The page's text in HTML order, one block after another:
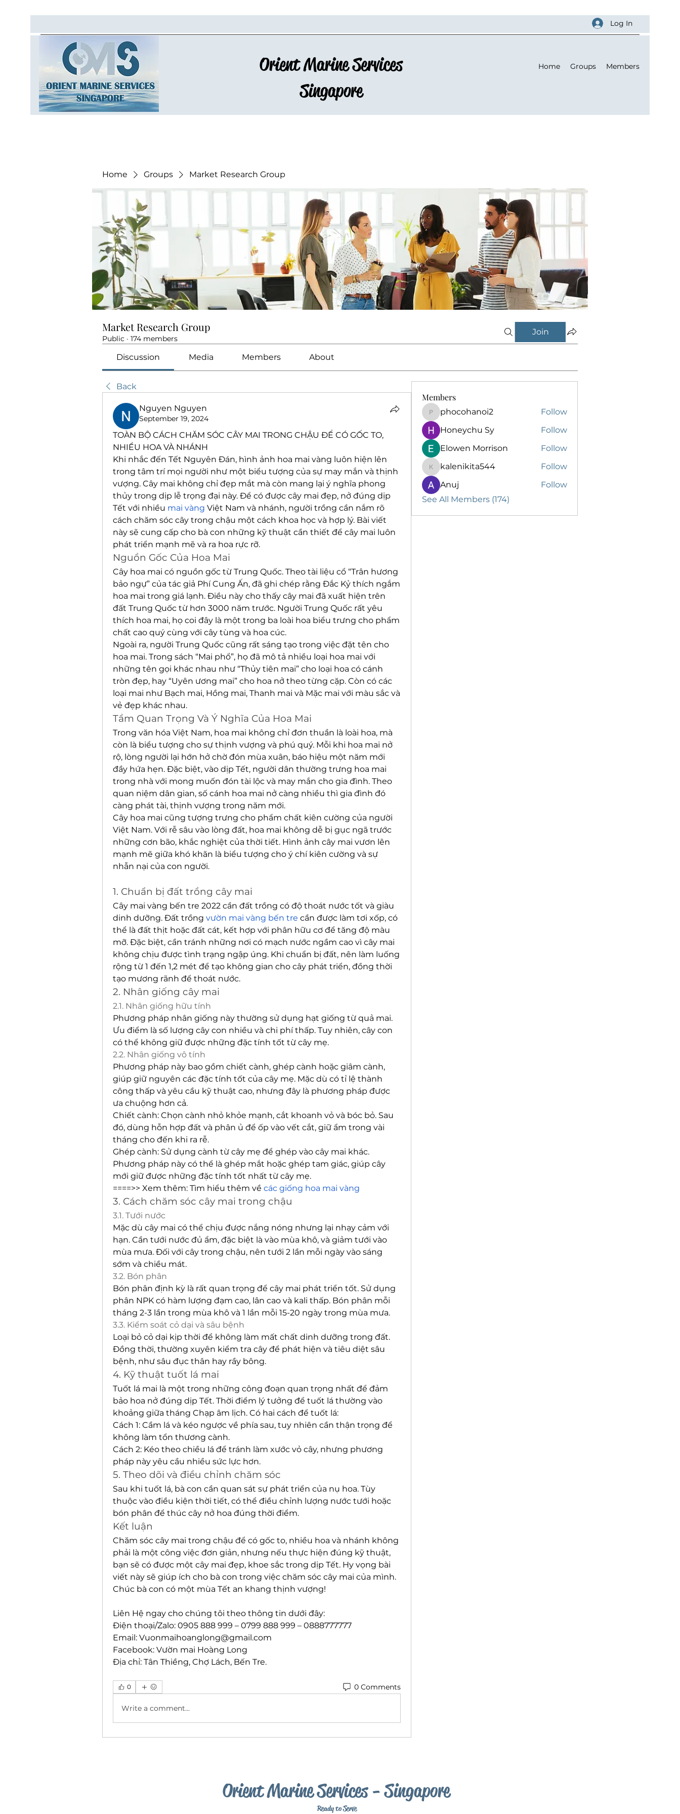
Log In
Orient Marine Services
Singapore
Home Groups Members
Home Groups Market Research Group
Market Research Group
Public · 174 members
Join
Discussion Media Members About
Back
Nguyen Nguyen
September 19, 2024
TOÀN BỘ CÁCH CHĂM SÓC CÂY MAI TRONG CHẬU ĐỂ CÓ GỐC TO,
NHIỀU HOA VÀ NHÁNH
Khi nhắc đến Tết Nguyên Đán, hình ảnh hoa mai vàng luôn hiện lên
trong tâm trí mọi người như một biểu tượng của sự may mắn và thịnh
vượng. Cây mai không chỉ đẹp mắt mà còn mang lại ý nghĩa phong
thủy trong dịp lễ trọng đại này. Để có được cây mai đẹp, nở đúng dịp
Tết với nhiều mai vàng Việt Nam và nhánh, người trồng cần nắm rõ
cách chăm sóc cây trong chậu một cách khoa học và hợp lý. Bài viết
này sẽ cung cấp cho bà con những kỹ thuật cần thiết để cây mai luôn
phát triển mạnh mẽ và ra hoa rực rỡ.
Nguồn Gốc Của Hoa Mai
Cây hoa mai có nguồn gốc từ Trung Quốc. Theo tài liệu cổ “Trân hương
bảo ngự” của tác giả Phí Cung Ấn, đã ghi chép rằng Đắc Kỷ thích ngắm
hoa mai trong giá lạnh. Điều này cho thấy cây mai đã xuất hiện trên
đất Trung Quốc từ hơn 3000 năm trước. Người Trung Quốc rất yêu
thích hoa mai, họ coi đây là một trong ba loài hoa biểu trưng cho phẩm
chất cao quý cùng với cây tùng và hoa cúc.
Ngoài ra, người Trung Quốc cũng rất sáng tạo trong việc đặt tên cho
hoa mai. Trong sách “Mai phổ”, họ đã mô tả nhiều loại hoa mai với
những tên gọi khác nhau như “Thủy tiên mai” cho loại hoa có cánh
tròn đẹp, hay “Uyên ương mai” cho hoa nở theo từng cặp. Còn có các
loại mai như Bạch mai, Hồng mai, Thanh mai và Mặc mai với màu sắc và
vẻ đẹp khác nhau.
Tầm Quan Trọng Và Ý Nghĩa Của Hoa Mai
Trong văn hóa Việt Nam, hoa mai không chỉ đơn thuần là loài hoa, mà
còn là biểu tượng cho sự thịnh vượng và phú quý. Mỗi khi hoa mai nở
rộ, lòng người lại hớn hở chờ đón mùa xuân, báo hiệu một năm mới
đầy hứa hẹn. Đặc biệt, vào dịp Tết, người dân thường trưng hoa mai
trong nhà với mong muốn đón tài lộc và may mắn cho gia đình. Theo
quan niệm dân gian, số cánh hoa mai nở càng nhiều thì gia đình đó
càng phát tài, thịnh vượng trong năm mới.
Cây hoa mai cũng tượng trưng cho phẩm chất kiên cường của người
Việt Nam. Với rễ sâu vào lòng đất, hoa mai không dễ bị gục ngã trước
những cơn bão, khắc nghiệt của thời tiết. Hình ảnh cây mai vươn lên
mạnh mẽ giữa khó khăn là biểu tượng cho ý chí kiên cường và sự
nhẫn nại của con người.
1. Chuẩn bị đất trồng cây mai
Cây mai vàng bến tre 2022 cần đất trồng có độ thoát nước tốt và giàu
dinh dưỡng. Đất trồng vườn mai vàng bến tre cần được làm tơi xốp, có
thể là đất thịt hoặc đất cát, kết hợp với phân hữu cơ để tăng độ màu
mỡ. Đặc biệt, cần tránh những nơi có mạch nước ngầm cao vì cây mai
không chịu được tình trạng ngập úng. Khi chuẩn bị đất, nên làm luống
rộng từ 1 đến 1,2 mét để tạo không gian cho cây phát triển, đồng thời
tạo mương rãnh để thoát nước.
2. Nhân giống cây mai
2.1. Nhân giống hữu tính
Phương pháp nhân giống này thường sử dụng hạt giống từ quả mai.
Ưu điểm là số lượng cây con nhiều và chi phí thấp. Tuy nhiên, cây con
có thể không giữ được những đặc tính tốt từ cây mẹ.
2.2. Nhân giống vô tính
Phương pháp này bao gồm chiết cành, ghép cành hoặc giâm cành,
giúp giữ nguyên các đặc tính tốt của cây mẹ. Mặc dù có tỉ lệ thành
công thấp và yêu cầu kỹ thuật cao, nhưng đây là phương pháp được
ưa chuộng hơn cả.
Chiết cành: Chọn cành nhỏ khỏe mạnh, cắt khoanh vỏ và bóc bỏ. Sau
đó, dùng hỗn hợp đất và phân ủ để ốp vào vết cắt, giữ ẩm trong vài
tháng cho đến khi ra rễ.
Ghép cành: Sử dụng cành từ cây mẹ để ghép vào cây mai khác.
Phương pháp này có thể là ghép mắt hoặc ghép tam giác, giúp cây
mới giữ được những đặc tính tốt nhất từ cây mẹ.
====>> Xem thêm: Tìm hiểu thêm về các giống hoa mai vàng
3. Cách chăm sóc cây mai trong chậu
3.1. Tưới nước
Mặc dù cây mai có thể chịu được nắng nóng nhưng lại nhạy cảm với
hạn. Cần tưới nước đủ ẩm, đặc biệt là vào mùa khô, và giảm tưới vào
mùa mưa. Đối với cây trong chậu, nên tưới 2 lần mỗi ngày vào sáng
sớm và chiều mát.
3.2. Bón phân
Bón phân định kỳ là rất quan trọng để cây mai phát triển tốt. Sử dụng
phân NPK có hàm lượng đạm cao, lân cao và kali thấp. Bón phân mỗi
tháng 2-3 lần trong mùa khô và 1 lần mỗi 15-20 ngày trong mùa mưa.
3.3. Kiểm soát cỏ dại và sâu bệnh
Loại bỏ cỏ dại kịp thời để không làm mất chất dinh dưỡng trong đất.
Đồng thời, thường xuyên kiểm tra cây để phát hiện và tiêu diệt sâu
bệnh, như sâu đục thân hay rầy bông.
4. Kỹ thuật tuốt lá mai
Tuốt lá mai là một trong những công đoạn quan trọng nhất để đảm
bảo hoa nở đúng dịp Tết. Thời điểm lý tưởng để tuốt lá thường vào
khoảng giữa tháng Chạp âm lịch. Có hai cách để tuốt lá:
Cách 1: Cầm lá và kéo ngược về phía sau, tuy nhiên cần thận trọng để
không làm tổn thương cành.
Cách 2: Kéo theo chiều lá để tránh làm xước vỏ cây, nhưng phương
pháp này yêu cầu nhiều sức lực hơn.
5. Theo dõi và điều chỉnh chăm sóc
Sau khi tuốt lá, bà con cần quan sát sự phát triển của nụ hoa. Tùy
thuộc vào điều kiện thời tiết, có thể điều chỉnh lượng nước tưới hoặc
bón phân để thúc cây nở hoa đúng thời điểm.
Kết luận
Chăm sóc cây mai trong chậu để có gốc to, nhiều hoa và nhánh không
phải là một công việc đơn giản, nhưng nếu thực hiện đúng kỹ thuật,
bạn sẽ có được một cây mai đẹp, khoe sắc trong dịp Tết. Hy vọng bài
viết này sẽ giúp ích cho bà con trong việc chăm sóc cây mai của mình.
Chúc bà con có một mùa Tết an khang thịnh vượng!
Liên Hệ ngay cho chúng tôi theo thông tin dưới đây:
Điện thoại/Zalo: 0905 888 999 – 0799 888 999 – 0888777777
Email: Vuonmaihoanglong@gmail.com
Facebook: Vườn mai Hoàng Long
Địa chỉ: Tân Thiềng, Chợ Lách, Bến Tre.
0 0 Comments
Write a comment...
Members
phocohanoi2
phocohanoi2
Follow
Honeychu Sy
Follow
Elowen Morrison
Follow
kalenikita544
kalenikita544
Follow
Anuj
Follow
See All Members (174)
Orient Marine Services - Singapore
Ready to Serve